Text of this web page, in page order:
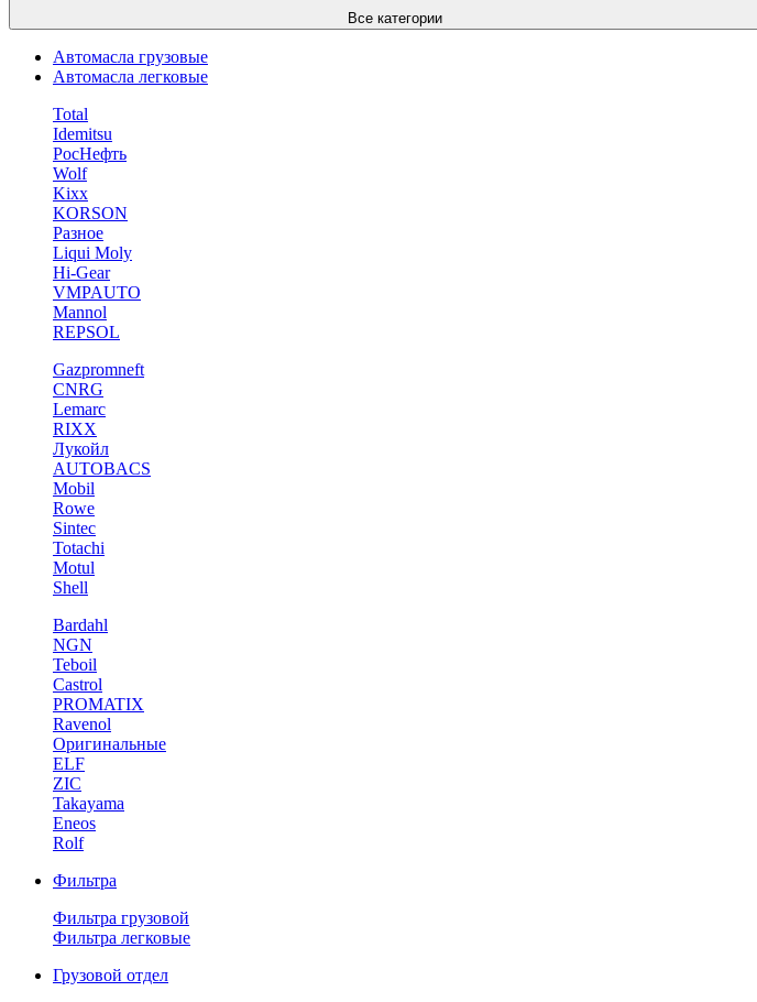
Все категории
Автомасла грузовые
Автомасла легковые
Total
Idemitsu
РосНефть
Wolf
Kixx
KORSON
Разное
Liqui Moly
Hi-Gear
VMPAUTO
Mannol
REPSOL
Gazpromneft
CNRG
Lemarc
RIXX
Лукойл
AUTOBACS
Mobil
Rowe
Sintec
Totachi
Motul
Shell
Bardahl
NGN
Teboil
Castrol
PROMATIX
Ravenol
Оригинальные
ELF
ZIC
Takayama
Eneos
Rolf
Фильтра
Фильтра грузовой
Фильтра легковые
Грузовой отдел